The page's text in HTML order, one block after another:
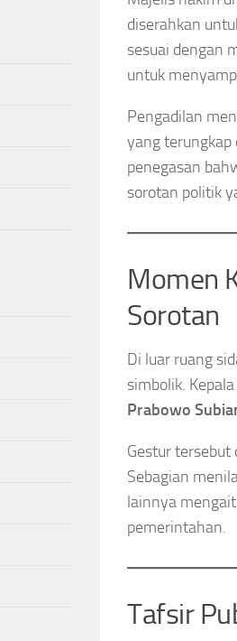
diserahkan
sesuai dengan
untuk
Pengadilan
yang terungkap
penegasan
sorotan politik
Momen
Sorotan
Di luar ruang
simbolik.
Prabowo
Gestur tersebut
Sebagian
lainnya
pemerintahan.
Tafsir